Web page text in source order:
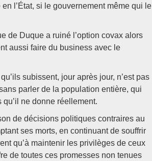
l’État, si le gouvernement même qui le
de Duque a ruiné l’option covax alors
aussi faire du business avec le
subissent, jour après jour, n’est pas
parler de la population entière, qui
ne donne réellement.
de décisions politiques contraires au
ses morts, en continuant de souffrir
qu’à maintenir les privilèges de ceux
de toutes ces promesses non tenues